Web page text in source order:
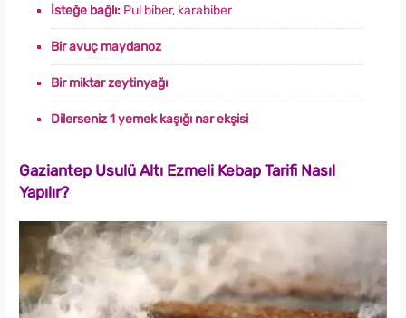
İsteğe bağlı: Pul biber, karabiber
Bir avuç maydanoz
Bir miktar zeytinyağı
Dilerseniz 1 yemek kaşığı nar ekşisi
Gaziantep Usulü Altı Ezmeli Kebap Tarifi Nasıl
Yapılır?